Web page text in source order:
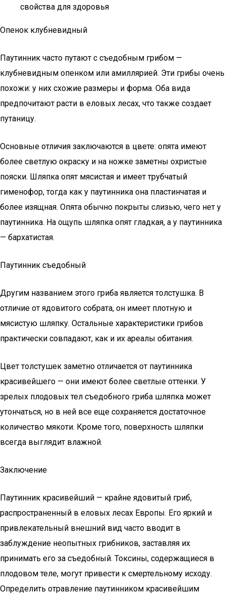
свойства для здоровья
Опенок клубневидный
Паутинник часто путают с съедобным грибом —
клубневидным опенком или амиллярией. Эти грибы очень
похожи: у них схожие размеры и форма. Оба вида
предпочитают расти в еловых лесах, что также создает
путаницу.
Основные отличия заключаются в цвете: опята имеют
более светлую окраску и на ножке заметны охристые
пояски. Шляпка опят мясистая и имеет трубчатый
гименофор, тогда как у паутинника она пластинчатая и
более изящная. Опята обычно покрыты слизью, чего нет у
паутинника. На ощупь шляпка опят гладкая, а у паутинника
— бархатистая.
Паутинник съедобный
Другим названием этого гриба является толстушка. В
отличие от ядовитого собрата, он имеет плотную и
мясистую шляпку. Остальные характеристики грибов
практически совпадают, как и их ареалы обитания.
Цвет толстушек заметно отличается от паутинника
красивейшего — они имеют более светлые оттенки. У
зрелых плодовых тел съедобного гриба шляпка может
утончаться, но в ней все еще сохраняется достаточное
количество мякоти. Кроме того, поверхность шляпки
всегда выглядит влажной.
Заключение
Паутинник красивейший — крайне ядовитый гриб,
распространенный в еловых лесах Европы. Его яркий и
привлекательный внешний вид часто вводит в
заблуждение неопытных грибников, заставляя их
принимать его за съедобный. Токсины, содержащиеся в
плодовом теле, могут привести к смертельному исходу.
Определить отравление паутинником красивейшим